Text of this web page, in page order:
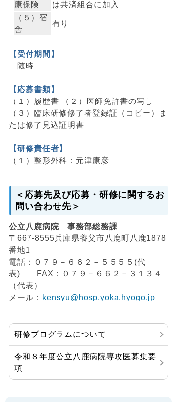
康保険
は共済組合に加入
（５）宿
舎
有り
【受付期間】
随時
【応募書類】
（１）履歴書
（２）医師免許書の写し
（３）臨床研修修了者登録証（コピー）ま
たは修了見込証明書
【研修責任者】
（１）整形外科：元津康彦
＜応募先及び応募・研修に関するお
問い合わせ先＞
公立八鹿病院 事務部総務課
〒667-8555兵庫県養父市八鹿町八鹿1878
番地1
電話：０７９－６６２－５５５５(代
表) FAX：０７９－６６２－３１３４
（代表）
メール： kensyu@hosp.yoka.hyogo.jp
研修プログラムについて
令和８年度公立八鹿病院専攻医募集要
項